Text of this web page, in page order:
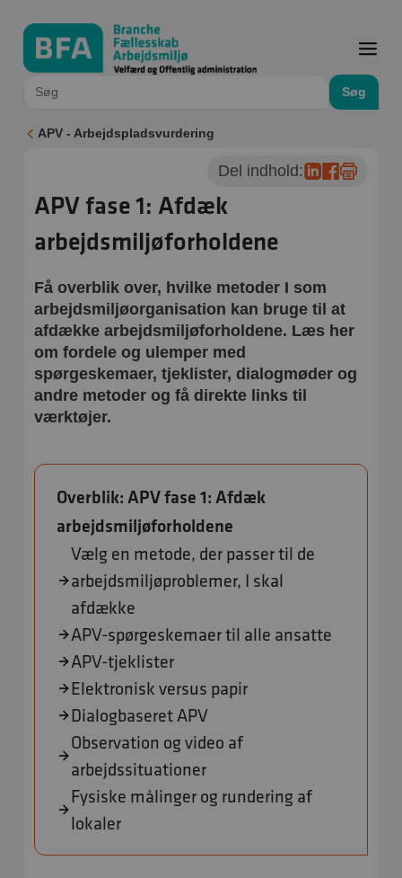
Søg
APV - Arbejdspladsvurdering
APV fase 1: Afdæk
arbejdsmiljøforholdene
Del indhold:
Få overblik over, hvilke metoder I som
arbejdsmiljøorganisation kan bruge til at
afdække arbejdsmiljøforholdene. Læs her
om fordele og ulemper med
spørgeskemaer, tjeklister, dialogmøder og
andre metoder og få direkte links til
værktøjer.
Overblik: APV fase 1: Afdæk
arbejdsmiljøforholdene
Vælg en metode, der passer til de
arbejdsmiljøproblemer, I skal
afdække
APV-spørgeskemaer til alle ansatte
APV-tjeklister
Elektronisk versus papir
Dialogbaseret APV
Observation og video af
arbejdssituationer
Fysiske målinger og rundering af
lokaler